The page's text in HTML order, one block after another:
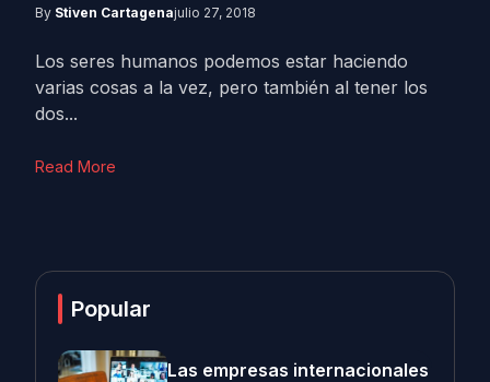
By Stiven Cartagenajulio 27, 2018
Los seres humanos podemos estar haciendo
varias cosas a la vez, pero también al tener los
dos...
Read More
Popular
Las empresas internacionales